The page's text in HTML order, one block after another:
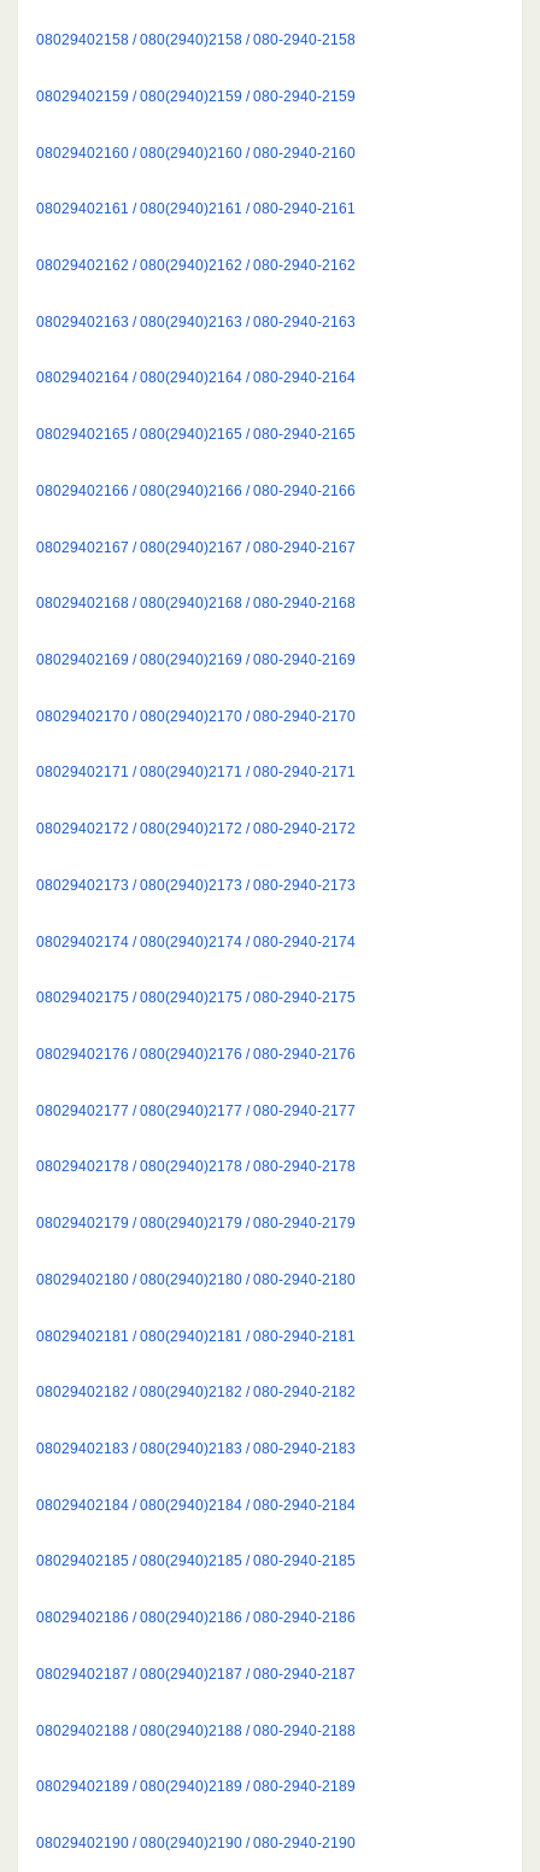
08029402158 / 080(2940)2158 / 080-2940-2158
08029402159 / 080(2940)2159 / 080-2940-2159
08029402160 / 080(2940)2160 / 080-2940-2160
08029402161 / 080(2940)2161 / 080-2940-2161
08029402162 / 080(2940)2162 / 080-2940-2162
08029402163 / 080(2940)2163 / 080-2940-2163
08029402164 / 080(2940)2164 / 080-2940-2164
08029402165 / 080(2940)2165 / 080-2940-2165
08029402166 / 080(2940)2166 / 080-2940-2166
08029402167 / 080(2940)2167 / 080-2940-2167
08029402168 / 080(2940)2168 / 080-2940-2168
08029402169 / 080(2940)2169 / 080-2940-2169
08029402170 / 080(2940)2170 / 080-2940-2170
08029402171 / 080(2940)2171 / 080-2940-2171
08029402172 / 080(2940)2172 / 080-2940-2172
08029402173 / 080(2940)2173 / 080-2940-2173
08029402174 / 080(2940)2174 / 080-2940-2174
08029402175 / 080(2940)2175 / 080-2940-2175
08029402176 / 080(2940)2176 / 080-2940-2176
08029402177 / 080(2940)2177 / 080-2940-2177
08029402178 / 080(2940)2178 / 080-2940-2178
08029402179 / 080(2940)2179 / 080-2940-2179
08029402180 / 080(2940)2180 / 080-2940-2180
08029402181 / 080(2940)2181 / 080-2940-2181
08029402182 / 080(2940)2182 / 080-2940-2182
08029402183 / 080(2940)2183 / 080-2940-2183
08029402184 / 080(2940)2184 / 080-2940-2184
08029402185 / 080(2940)2185 / 080-2940-2185
08029402186 / 080(2940)2186 / 080-2940-2186
08029402187 / 080(2940)2187 / 080-2940-2187
08029402188 / 080(2940)2188 / 080-2940-2188
08029402189 / 080(2940)2189 / 080-2940-2189
08029402190 / 080(2940)2190 / 080-2940-2190